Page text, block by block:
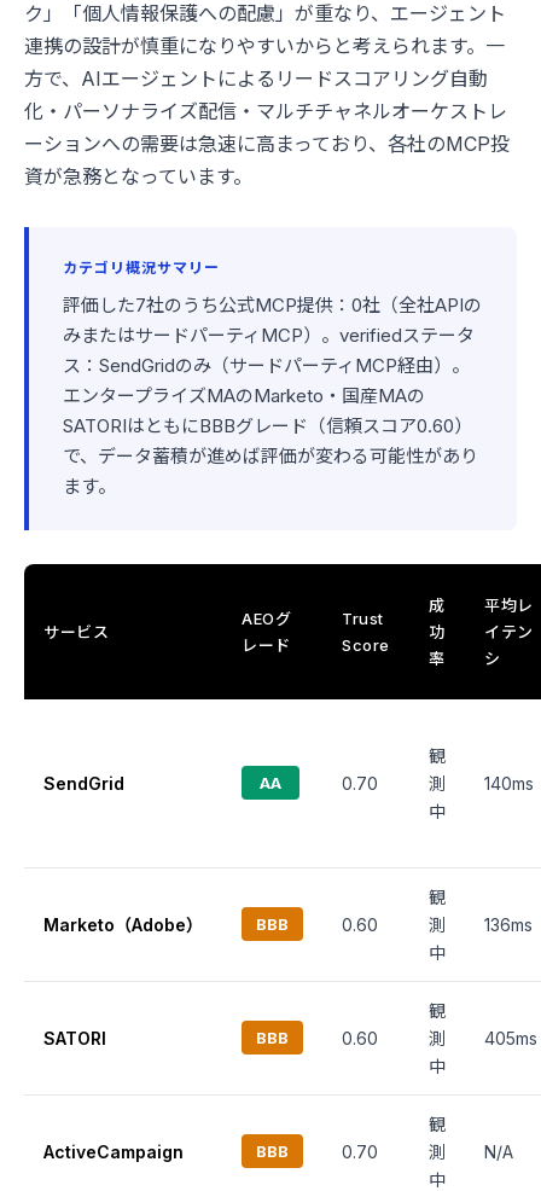
ク」「個人情報保護への配慮」が重なり、エージェント
連携の設計が慎重になりやすいからと考えられます。一
方で、AIエージェントによるリードスコアリング自動
化・パーソナライズ配信・マルチチャネルオーケストレ
ーションへの需要は急速に高まっており、各社のMCP投
資が急務となっています。
カテゴリ概況サマリー
評価した7社のうち公式MCP提供：0社（全社APIの
みまたはサードパーティMCP）。verifiedステータ
ス：SendGridのみ（サードパーティMCP経由）。
エンタープライズMAのMarketo・国産MAの
SATORIはともにBBBグレード（信頼スコア0.60）
で、データ蓄積が進めば評価が変わる可能性があり
ます。
サービス
AEOグ
レード
Trust
Score
成
功
率
平均レ
イテン
シ
SendGrid AA 0.70
観
測
中
140ms
Marketo（Adobe） BBB 0.60
観
測
中
136ms
SATORI BBB 0.60
観
測
中
405ms
ActiveCampaign BBB 0.70
観
測
中
N/A